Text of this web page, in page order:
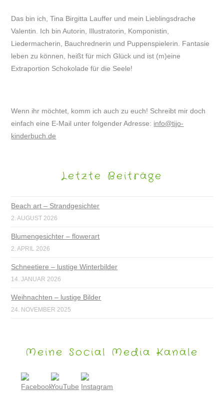
Das bin ich, Tina Birgitta Lauffer und mein Lieblingsdrache
Valentin. Ich bin Autorin, Illustratorin, Komponistin,
Liedermacherin, Bauchrednerin und Puppenspielerin. Fantasie
leben zu können, heißt für mich Glück und ist (m)eine
Extraportion Schokolade für die Seele!
Wenn ihr möchtet, komm ich auch zu euch! Schreibt mir doch
einfach eine E-Mail unter folgender Adresse: info@tijo-
kinderbuch.de
Letzte Beiträge
Beach art – Strandgesichter
2. AUGUST 2026
Blumengesichter – flowerart
2. APRIL 2026
Schneetiere – lustige Winterbilder
14. JANUAR 2026
Weihnachten – lustige Bilder
24. NOVEMBER 2025
Meine Social Media Kanäle